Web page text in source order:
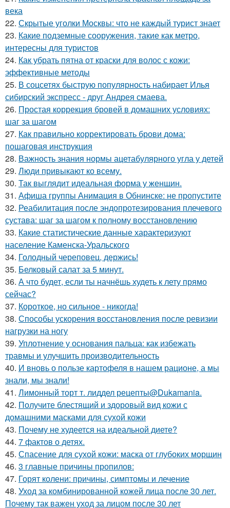
века
22. Скрытые уголки Москвы: что не каждый турист знает
23. Какие подземные сооружения, такие как метро,
интересны для туристов
24. Как убрать пятна от краски для волос с кожи:
эффективные методы
25. В соцсетях быструю популярность набирает Илья
сибирский экспресс - друг Андрея смаева.
26. Простая коррекция бровей в домашних условиях:
шаг за шагом
27. Как правильно корректировать брови дома:
пошаговая инструкция
28. Важность знания нормы ацетабулярного угла у детей
29. Люди привыкают ко всему.
30. Так выглядит идеальная форма у женщин.
31. Афиша группы Анимация в Обнинске: не пропустите
32. Реабилитация после эндопротезирования плечевого
сустава: шаг за шагом к полному восстановлению
33. Какие статистические данные характеризуют
население Каменска-Уральского
34. Голодный череповец, держись!
35. Белковый салат за 5 минут.
36. А что будет, если ты начнёшь худеть к лету прямо
сейчас?
37. Короткое, но сильное - никогда!
38. Способы ускорения восстановления после ревизии
нагрузки на ногу
39. Уплотнение у основания пальца: как избежать
травмы и улучшить производительность
40. И вновь о пользе картофеля в нашем рационе, а мы
знали, мы знали!
41. Лимонный торт т. лиддел рецепты@Dukamania.
42. Получите блестящий и здоровый вид кожи с
домашними масками для сухой кожи
43. Почему не худеется на идеальной диете?
44. 7 фактов о детях.
45. Спасение для сухой кожи: маска от глубоких морщин
46. 3 главные причины пропилов:
47. Горят колени: причины, симптомы и лечение
48. Уход за комбинированной кожей лица после 30 лет.
Почему так важен уход за лицом после 30 лет